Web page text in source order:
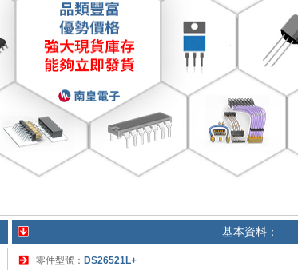
基本資料：
零件型號： DS26521L+